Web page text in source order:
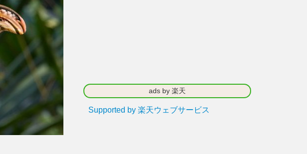
ads by 楽天
Supported by 楽天ウェブサービス